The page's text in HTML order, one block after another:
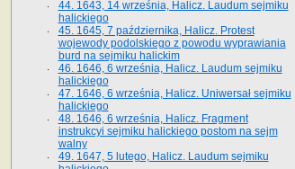
44. 1643, 14 września, Halicz. Laudum sejmiku
halickiego
45. 1645, 7 października, Halicz. Protest
wojewody podolskiego z powodu wyprawiania
burd na sejmiku halickim
46. 1646, 6 września, Halicz. Laudum sejmiku
halickiego
47. 1646, 6 września, Halicz. Uniwersał sejmiku
halickiego
48. 1646, 6 września, Halicz. Fragment
instrukcyi sejmiku halickiego postom na sejm
walny
49. 1647, 5 lutego, Halicz. Laudum sejmiku